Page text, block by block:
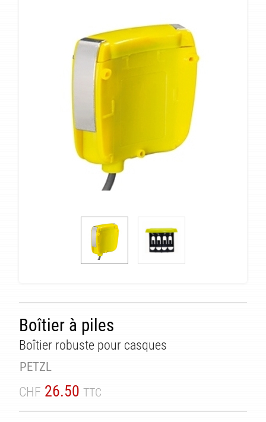
Boîtier à piles
Boîtier robuste pour casques
PETZL
CHF 26.50 TTC